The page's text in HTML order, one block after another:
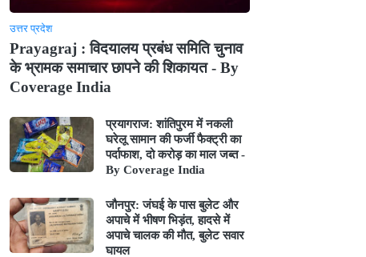
उत्तर प्रदेश
Prayagraj : विदयालय प्रबंध समिति चुनाव
के भ्रामक समाचार छापने की शिकायत - By
Coverage India
प्रयागराज: शांतिपुरम में नकली
घरेलू सामान की फर्जी फैक्ट्री का
पर्दाफाश, दो करोड़ का माल जब्त -
By Coverage India
जौनपुर: जंघई के पास बुलेट और
अपाचे में भीषण भिड़ंत, हादसे में
अपाचे चालक की मौत, बुलेट सवार
घायल